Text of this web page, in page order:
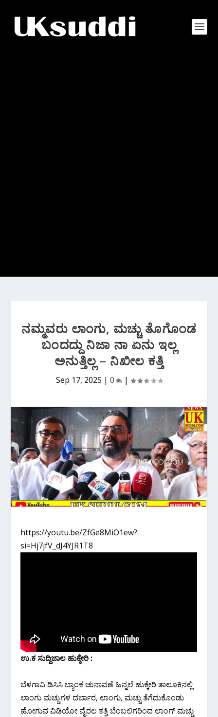
ನಮ್ಮವರು ಲಾಂಗು, ಮಚ್ಚು ತೊಗೊಂಡ
ಬಂದದ್ದು ನಿಜಾ ನಾ ಏನು ಇಲ್ಲ
ಅನುತ್ತಿಲ್ಲ – ನಿಖೀಲ ಕತ್ತಿ
Sep 17, 2025 | 0 |
https://youtu.be/ZfGe8MiO1ew?
si=Hj7jfV_dJ4YJR1T8
ಉ.ಕ ಸುದ್ದಿಜಾಲ ಹುಕ್ಕೇರಿ :
ಬೆಳಗಾವಿ ಡಿಸಿಸಿ ಬ್ಯಾಂಕ ಚುನಾವಣೆ ಹಿನ್ನಲೆ ಹುಕ್ಕೇರಿ ತಾಲೂಕಿನಲ್ಲಿ
ಲಾಂಗು ಮಚ್ಚುಗಳ ದರ್ಬಾರ, ಲಾಂಗು‌, ಮಚ್ಚು ತೆಗೆದುಕೊಂಡು
ಹೋಗುವ ವಿಡಿಯೋ ವೈರಲ ಕತ್ತಿ ಬೆಂಬಲಿಗರಿಂದ ಲಾಂಗ್ ಮಚ್ಚು